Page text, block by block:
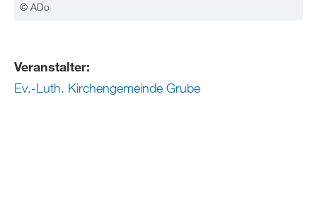
© ADo
Veranstalter:
Ev.-Luth. Kirchengemeinde Grube